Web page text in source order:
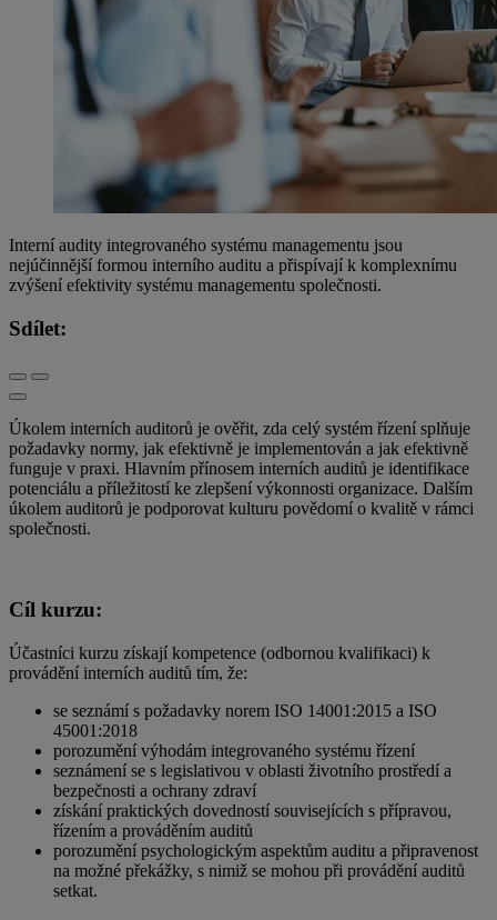
Interní audity integrovaného systému managementu jsou
nejúčinnější formou interního auditu a přispívají k komplexnímu
zvýšení efektivity systému managementu společnosti.
Sdílet:
Úkolem interních auditorů je ověřit, zda celý systém řízení splňuje
požadavky normy, jak efektivně je implementován a jak efektivně
funguje v praxi. Hlavním přínosem interních auditů je identifikace
potenciálu a příležitostí ke zlepšení výkonnosti organizace. Dalším
úkolem auditorů je podporovat kulturu povědomí o kvalitě v rámci
společnosti.
Cíl kurzu:
Účastníci kurzu získají kompetence (odbornou kvalifikaci) k
provádění interních auditů tím, že:
se seznámí s požadavky norem ISO 14001:2015 a ISO
45001:2018
porozumění výhodám integrovaného systému řízení
seznámení se s legislativou v oblasti životního prostředí a
bezpečnosti a ochrany zdraví
získání praktických dovedností souvisejících s přípravou,
řízením a prováděním auditů
porozumění psychologickým aspektům auditu a připravenost
na možné překážky, s nimiž se mohou při provádění auditů
setkat.